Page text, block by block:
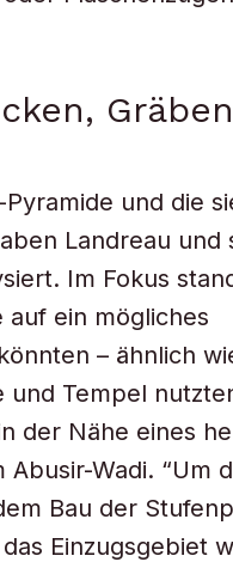
und die
Landreau und
Im Fokus
ein mögliches
– ähnlich
und Tempel
der Nähe eines
Wadi. “Um
Bau der
Einzugsgebiet